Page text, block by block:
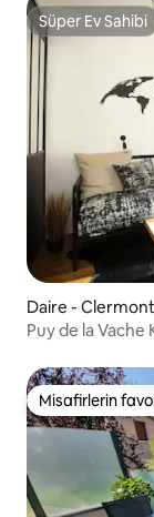
Süper Ev Sahibi
Süper Ev Sahibi
Daire -
Puy de la Vache
Misafirlerin
Misafirlerin